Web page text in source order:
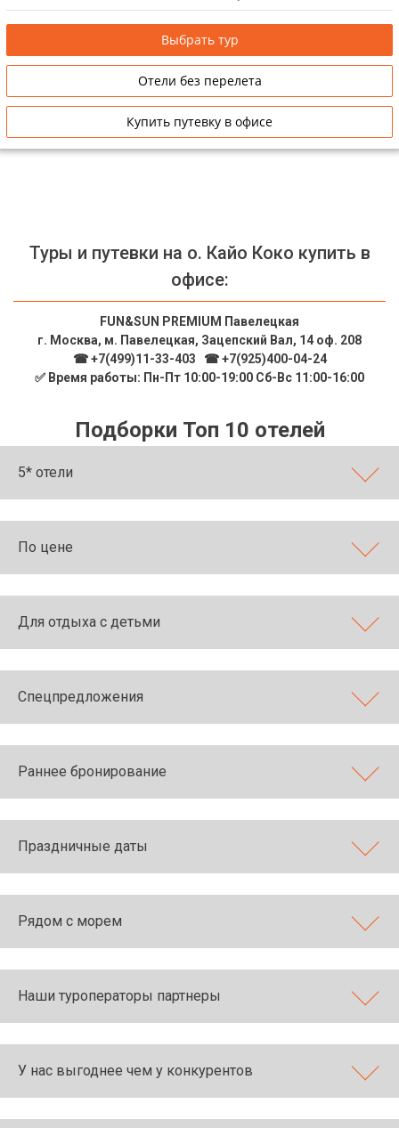
отдыха, так и для проведения свадебных церемоний и медового
месяца.
Выбрать тур
Отели без перелета
Купить путевку в офисе
Туры и путевки на о. Кайо Коко купить в
офисе:
FUN&SUN PREMIUM Павелецкая
г. Москва, м. Павелецкая, Зацепский Вал, 14 оф. 208
☎ +7(499)11-33-403
☎ +7(925)400-04-24
✅ Время работы: Пн-Пт 10:00-19:00 Сб-Вс 11:00-16:00
Подборки Топ 10 отелей
5* отели
По цене
Для отдыха с детьми
Спецпредложения
Раннее бронирование
Праздничные даты
Рядом с морем
Наши туроператоры партнеры
У нас выгоднее чем у конкурентов